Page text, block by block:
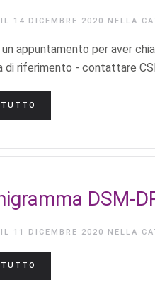
14 DICEMBRE 2020 NELLA
appuntamento per aver
di riferimento - contattare
DSM-
11 DICEMBRE 2020 NELLA